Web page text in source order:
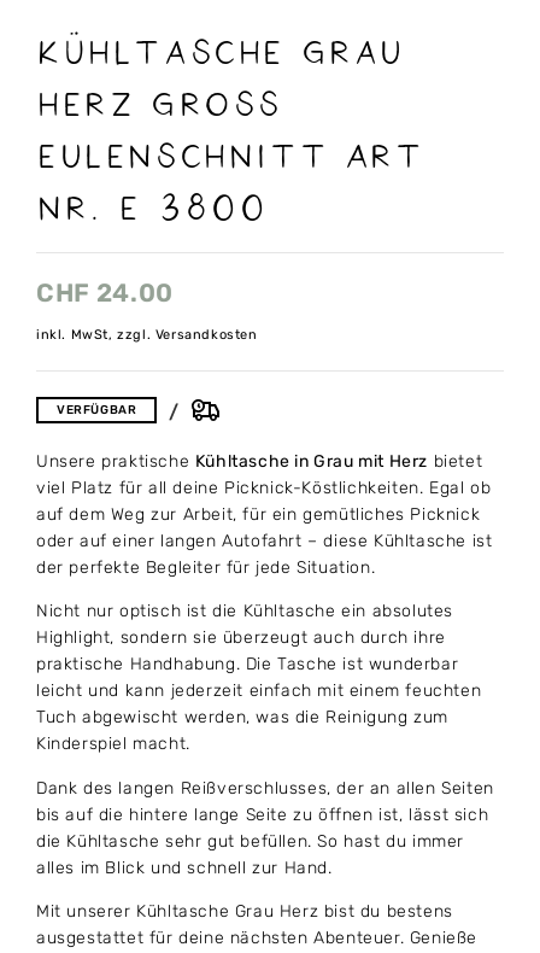
Kühltasche grau
Herz gross
Eulenschnitt Art
nr. E 3800
CHF 24.00
inkl. MwSt, zzgl. Versandkosten
VERFÜGBAR
Unsere praktische Kühltasche in Grau mit Herz bietet
viel Platz für all deine Picknick-Köstlichkeiten. Egal ob
auf dem Weg zur Arbeit, für ein gemütliches Picknick
oder auf einer langen Autofahrt – diese Kühltasche ist
der perfekte Begleiter für jede Situation.
Nicht nur optisch ist die Kühltasche ein absolutes
Highlight, sondern sie überzeugt auch durch ihre
praktische Handhabung. Die Tasche ist wunderbar
leicht und kann jederzeit einfach mit einem feuchten
Tuch abgewischt werden, was die Reinigung zum
Kinderspiel macht.
Dank des langen Reißverschlusses, der an allen Seiten
bis auf die hintere lange Seite zu öffnen ist, lässt sich
die Kühltasche sehr gut befüllen. So hast du immer
alles im Blick und schnell zur Hand.
Mit unserer Kühltasche Grau Herz bist du bestens
ausgestattet für deine nächsten Abenteuer. Genieße